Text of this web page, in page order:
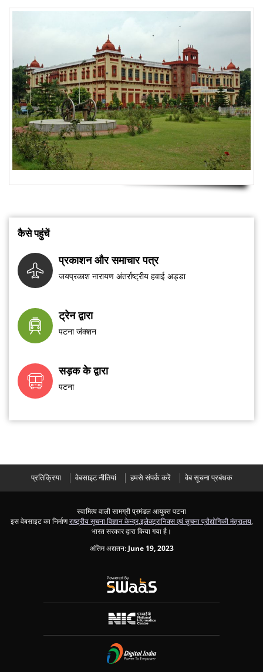
कैसे पहुंचें
प्रकाशन और समाचार पत्र
जयप्रकाश नारायण अंतर्राष्ट्रीय हवाई अड्डा
ट्रेन द्वारा
पटना जंक्शन
सड़क के द्वारा
पटना
प्रतिक्रिया वेबसाइट नीतियां हमसे संपर्क करें वेब सूचना प्रबंधक
स्वामित्व वाली सामग्री प्रमंडल आयुक्त पटना
इस वेबसाइट का निर्माणराष्ट्रीय सूचना विज्ञान केन्द्र,इलेक्ट्रानिक्स एवं सूचना प्रौद्योगिकी मंत्रालय,
भारत सरकार द्वारा किया गया है।
अंतिम अद्यतन: June 19, 2023